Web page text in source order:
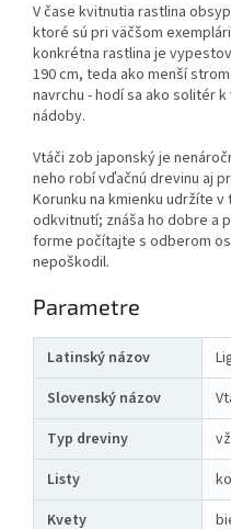
V čase kvitnutia rastlina
ktoré sú pri väčšom
konkrétna rastlina je
190 cm, teda ako menší
navrchu - hodí sa ako solitér
nádoby.
Vtáči zob japonský je
neho robí vďačnú drevinu aj
Korunku na kmienku udržíte
odkvitnutí; znáša ho dobre a
forme počítajte s odberom
nepoškodil.
Parametre
Latinský názov
Slovenský názov
Typ dreviny
Listy
Kvety